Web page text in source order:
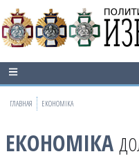
ГЛАВНАЯ ЕКОНОМІКА
ЕКОНОМІКА